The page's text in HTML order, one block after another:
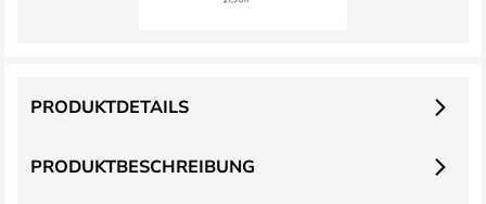
PRODUKTBESCHREIBUNG
PRODUKTDETAILS